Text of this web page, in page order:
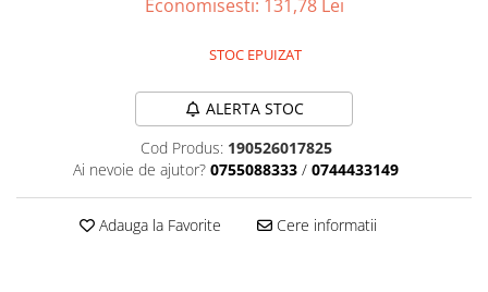
Cani/Pahare
Economisesti: 131,78 Lei
STOC EPUIZAT
ALERTA STOC
Cod Produs: 190526017825
Ai nevoie de ajutor? 0755088333 / 0744433149
Adauga la Favorite Cere informatii